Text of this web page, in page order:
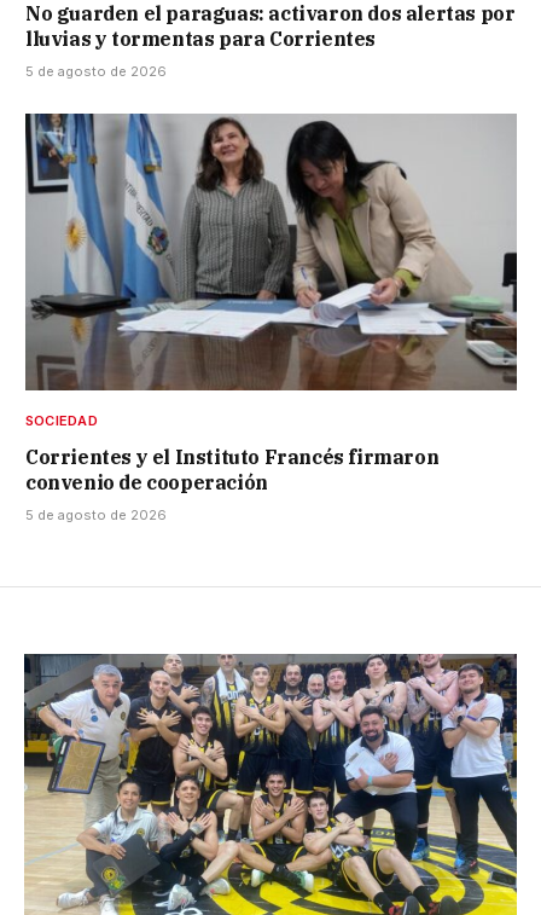
No guarden el paraguas: activaron dos alertas por
lluvias y tormentas para Corrientes
5 de agosto de 2026
SOCIEDAD
Corrientes y el Instituto Francés firmaron
convenio de cooperación
5 de agosto de 2026